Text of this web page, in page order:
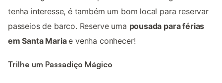
tenha interesse, é também um bom local para reservar
passeios de barco. Reserve uma pousada para férias
em Santa Mariae venha conhecer!
Trilhe um Passadiço Mágico